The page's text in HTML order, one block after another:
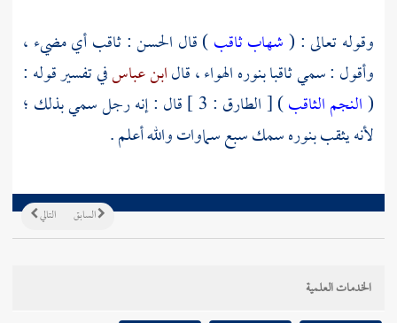
وقوله تعالى : (شهاب ثاقب) قال الحسن: ثاقب أي مضيء ،
وأقول : سمي ثاقبا بنوره الهواء ، قالابن عباسفي تفسير قوله :
(النجم الثاقب
) [ الطارق : 3 ] قال : إنه رجل سمي بذلك ؛
لأنه يثقب بنوره سمك سبع سماوات والله أعلم .
التالي السابق
الخدمات العلمية